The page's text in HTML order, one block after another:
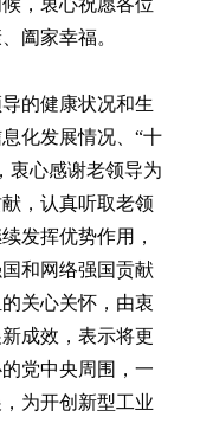
阖家幸福。
的健康状况和生
化发展情况、“十
衷心感谢老领导为
，认真听取老领
发挥优势作用，
和网络强国贡献
关心关怀，由衷
成效，表示将更
党中央周围，一
为开创新型工业